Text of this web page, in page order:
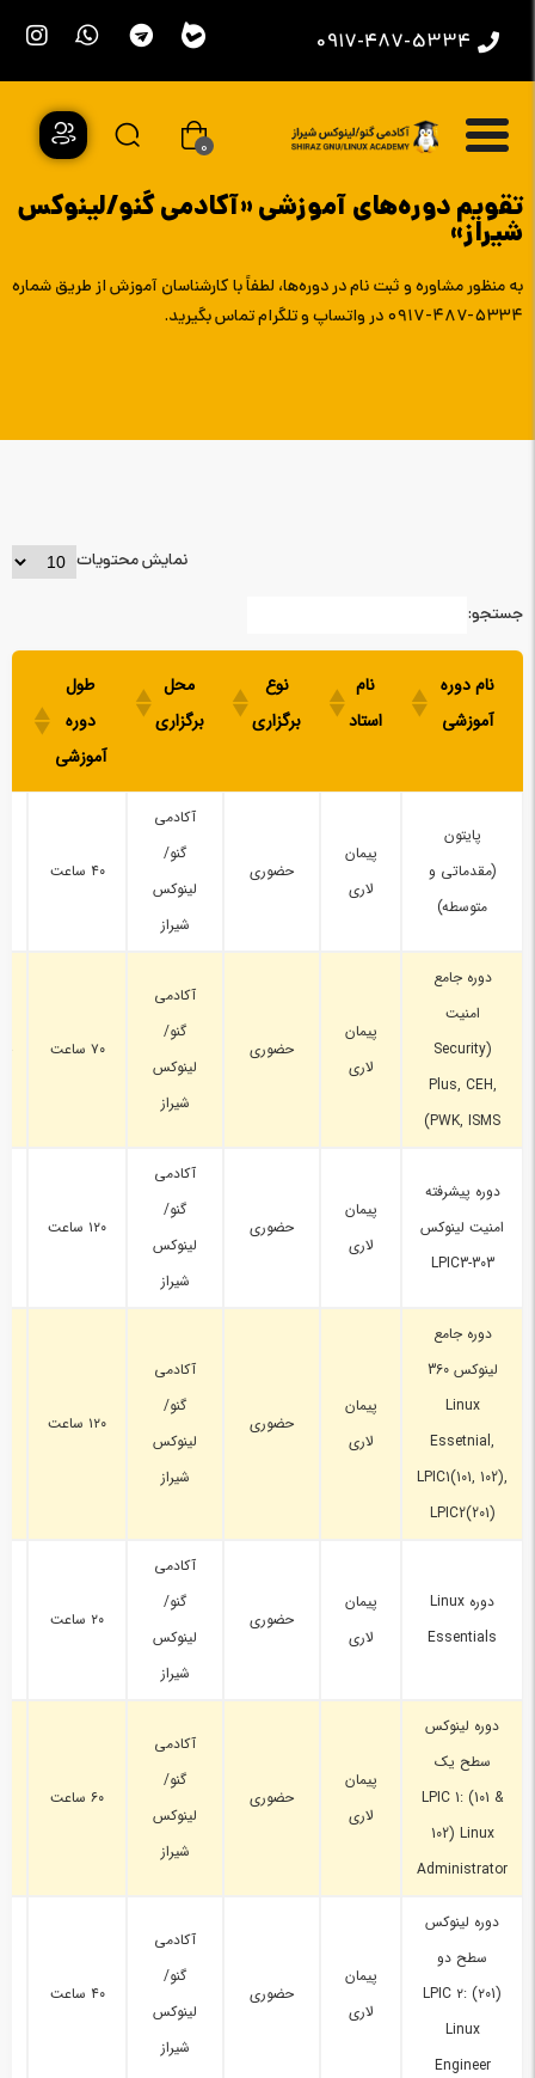
0917-487-5334
0
تقویم دوره‌های آموزشی «آکادمی گنو/لینوکس
شیراز»
به منظور مشاوره و ثبت نام در دوره‌ها، لطفاً با کارشناسان آموزش از طریق شماره
۵۳۳۴-۴۸۷-۰۹۱۷ در واتساپ و تلگرام تماس بگیرید.
نمایش محتویات
جستجو:
نام دوره
آموزشی
نام
استاد
نوع
برگزاری
محل
برگزاری
طول
دوره
آموزشی
پایتون
(مقدماتی و
متوسطه)
پیمان
لاری
حضوری
آکادمی
گنو/
لینوکس
شیراز
۴۰ ساعت
دوره جامع
امنیت
(Security
Plus, CEH,
PWK, ISMS)
پیمان
لاری
حضوری
آکادمی
گنو/
لینوکس
شیراز
۷۰ ساعت
دوره پیشرفته
امنیت لینوکس
LPIC3-303
پیمان
لاری
حضوری
آکادمی
گنو/
لینوکس
شیراز
۱۲۰ ساعت
دوره جامع
لینوکس 360
Linux
Essetnial,
LPIC1(101, 102),
LPIC2(201)
پیمان
لاری
حضوری
آکادمی
گنو/
لینوکس
شیراز
۱۲۰ ساعت
دوره Linux
Essentials
پیمان
لاری
حضوری
آکادمی
گنو/
لینوکس
شیراز
۲۰ ساعت
دوره لینوکس
سطح یک
LPIC 1: (101 &
102) Linux
Administrator
پیمان
لاری
حضوری
آکادمی
گنو/
لینوکس
شیراز
۶۰ ساعت
دوره لینوکس
سطح دو
LPIC ۲: (۲01)
Linux
Engineer
پیمان
لاری
حضوری
آکادمی
گنو/
لینوکس
شیراز
۴۰ ساعت